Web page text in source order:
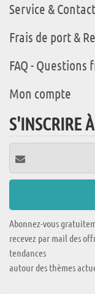
Service & Contact
Frais de port &
FAQ - Questions
Mon compte
S'INSCRIRE
Abonnez-vous
recevez par mail des
tendances
autour des thèmes